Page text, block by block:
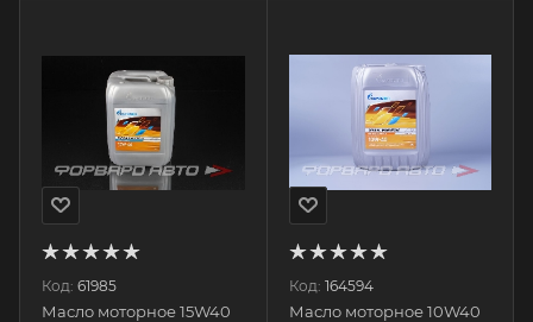
Код: 61985
Масло моторное 15W40
Код: 164594
Масло моторное 10W40